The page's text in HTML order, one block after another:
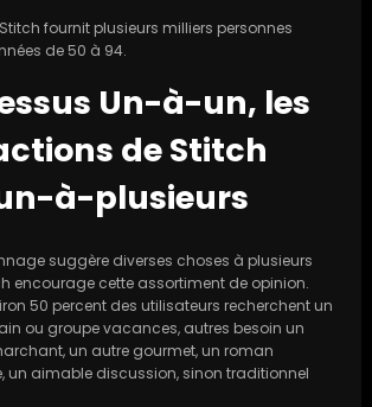
fournit plusieurs milliers personnes
de 50 à 94.
Un-à-un, les
de Stitch
à-plusieurs
suggère diverses choses à plusieurs
encourage cette assortiment de opinion.
50 percent des utilisateurs recherchent un
ou groupe vacances, autres besoin un
un autre gourmet, un roman
un aimable discussion, sinon traditionnel